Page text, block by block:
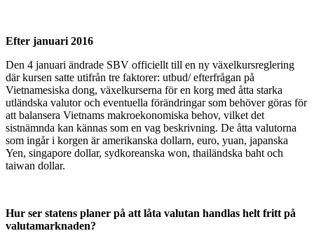
Efter januari 2016
Den 4 januari ändrade SBV officiellt till en ny växelkursreglering
där kursen satte utifrån tre faktorer: utbud/ efterfrågan på
Vietnamesiska dong, växelkurserna för en korg med åtta starka
utländska valutor och eventuella förändringar som behöver göras för
att balansera Vietnams makroekonomiska behov, vilket det
sistnämnda kan kännas som en vag beskrivning. De åtta valutorna
som ingår i korgen är amerikanska dollarn, euro, yuan, japanska
Yen, singapore dollar, sydkoreanska won, thailändska baht och
taiwan dollar.
Hur ser statens planer på att låta valutan handlas helt fritt på
valutamarknaden?